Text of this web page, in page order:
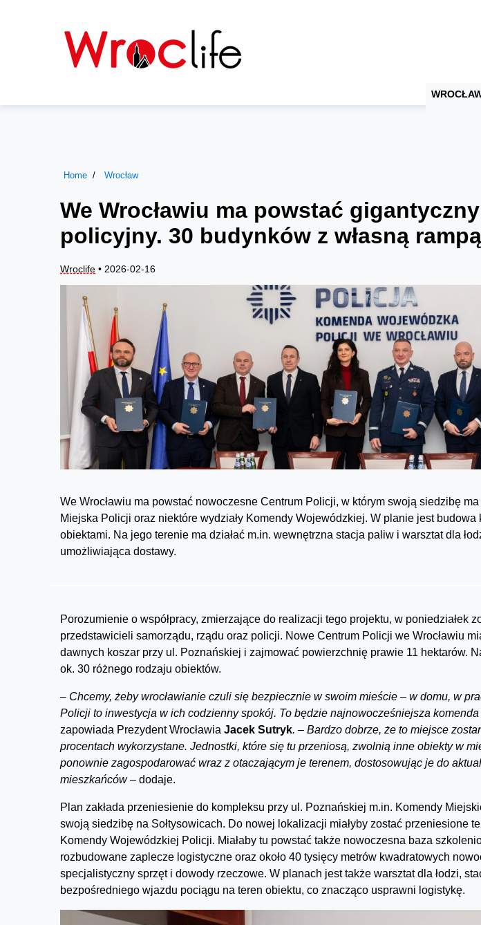
Home Wrocław
We Wrocławiu ma powstać
policyjny. 30 budynków z własną
Wroclife • 2026-02-16
We Wrocławiu ma powstać nowoczesne Centrum Policji, w którym swoją siedzibę
Miejska Policji oraz niektóre wydziały Komendy Wojewódzkiej. W planie jest budowa
obiektami. Na jego terenie ma działać m.in. wewnętrzna stacja paliw i warsztat dla
umożliwiająca dostawy.
Porozumienie o współpracy, zmierzające do realizacji tego projektu, w poniedziałek
przedstawicieli samorządu, rządu oraz policji. Nowe Centrum Policji we Wrocławiu
dawnych koszar przy ul. Poznańskiej i zajmować powierzchnię prawie 11 hektarów.
ok. 30 różnego rodzaju obiektów.
– Chcemy, żeby wrocławianie czuli się bezpiecznie w swoim mieście – w domu, w
Policji to inwestycja w ich codzienny spokój. To będzie najnowocześniejsza
zapowiada Prezydent Wrocławia Jacek Sutryk. – Bardzo dobrze, że to miejsce
procentach wykorzystane. Jednostki, które się tu przeniosą, zwolnią inne obiekty w
ponownie zagospodarować wraz z otaczającym je terenem, dostosowując je do
mieszkańców – dodaje.
Plan zakłada przeniesienie do kompleksu przy ul. Poznańskiej m.in. Komendy
swoją siedzibę na Sołtysowicach. Do nowej lokalizacji miałyby zostać przeniesione
Komendy Wojewódzkiej Policji. Miałaby tu powstać także nowoczesna baza
rozbudowane zaplecze logistyczne oraz około 40 tysięcy metrów kwadratowych
specjalistyczny sprzęt i dowody rzeczowe. W planach jest także warsztat dla łodzi,
bezpośredniego wjazdu pociągu na teren obiektu, co znacząco usprawni logistykę.